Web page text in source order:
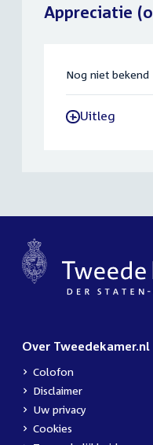
Appreciatie
Nog niet bekend
-Uitleg
Over Tweedekamer.nl
Colofon
Disclaimer
Uw privacy
Cookies